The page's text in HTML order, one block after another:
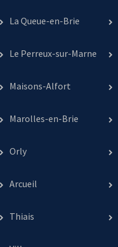
La Queue-en-Brie
Le Perreux-sur-Marne
Maisons-Alfort
Marolles-en-Brie
Orly
Arcueil
Thiais